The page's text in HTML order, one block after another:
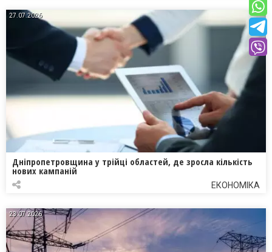
27.07.2026
Дніпропетровщина у трійці областей, де зросла кількість
нових кампаній
ЕКОНОМІКА
23.07.2026